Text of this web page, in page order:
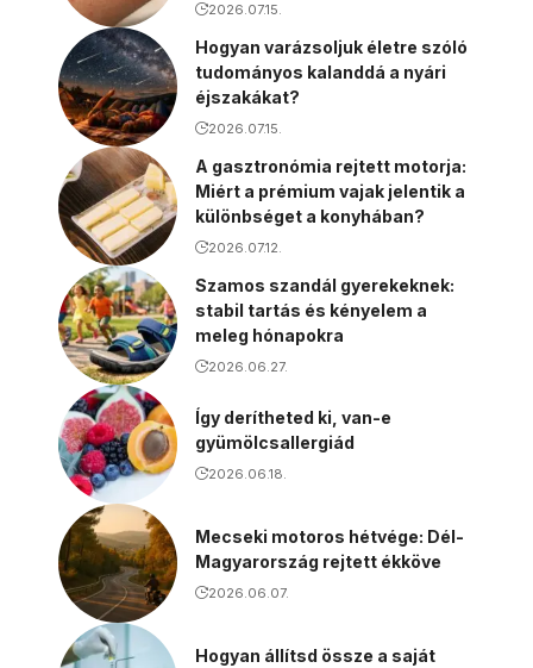
2026.07.15.
Hogyan varázsoljuk életre szóló
tudományos kalanddá a nyári
éjszakákat?
2026.07.15.
A gasztronómia rejtett motorja:
Miért a prémium vajak jelentik a
különbséget a konyhában?
2026.07.12.
Szamos szandál gyerekeknek:
stabil tartás és kényelem a
meleg hónapokra
2026.06.27.
Így derítheted ki, van-e
gyümölcsallergiád
2026.06.18.
Mecseki motoros hétvége: Dél-
Magyarország rejtett ékköve
2026.06.07.
Hogyan állítsd össze a saját